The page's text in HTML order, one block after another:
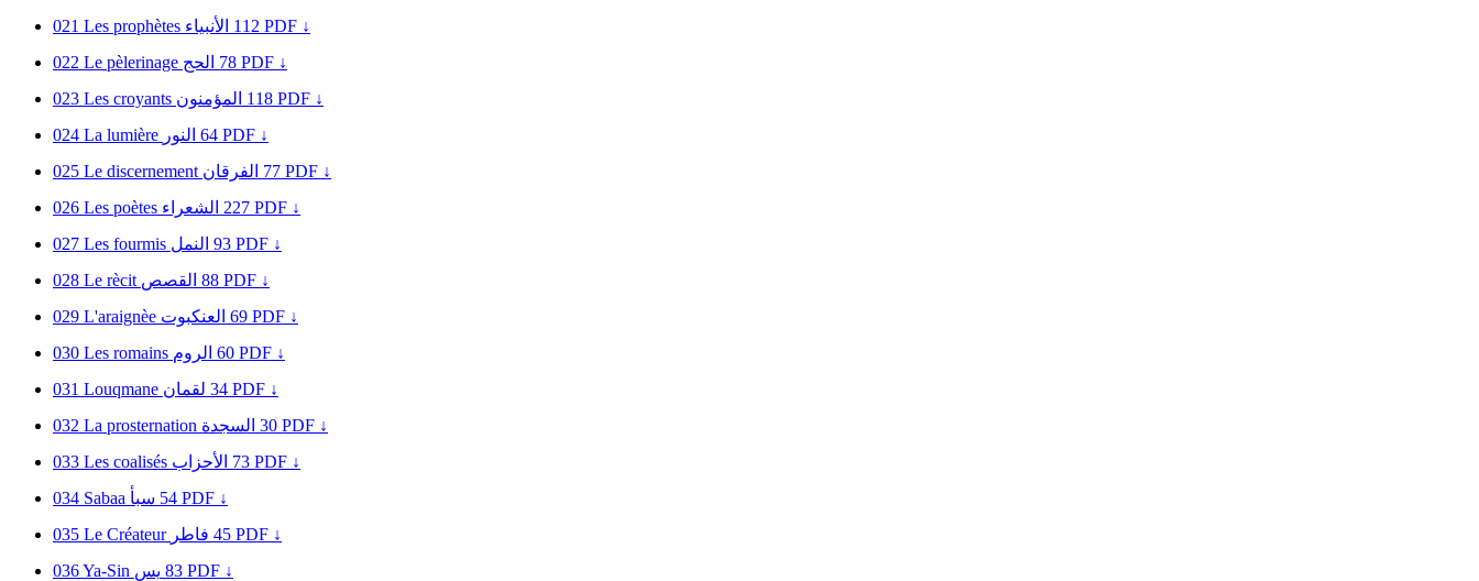
021 Les prophètes الأنبياء 112 PDF ↓
022 Le pèlerinage الحج 78 PDF ↓
023 Les croyants المؤمنون 118 PDF ↓
024 La lumière النور 64 PDF ↓
025 Le discernement الفرقان 77 PDF ↓
026 Les poètes الشعراء 227 PDF ↓
027 Les fourmis النمل 93 PDF ↓
028 Le rècit القصص 88 PDF ↓
029 L'araignèe العنكبوت 69 PDF ↓
030 Les romains الروم 60 PDF ↓
031 Louqmane لقمان 34 PDF ↓
032 La prosternation السجدة 30 PDF ↓
033 Les coalisés الأحزاب 73 PDF ↓
034 Sabaa سبأ 54 PDF ↓
035 Le Créateur فاطر 45 PDF ↓
036Ya-Sin يس 83 PDF ↓